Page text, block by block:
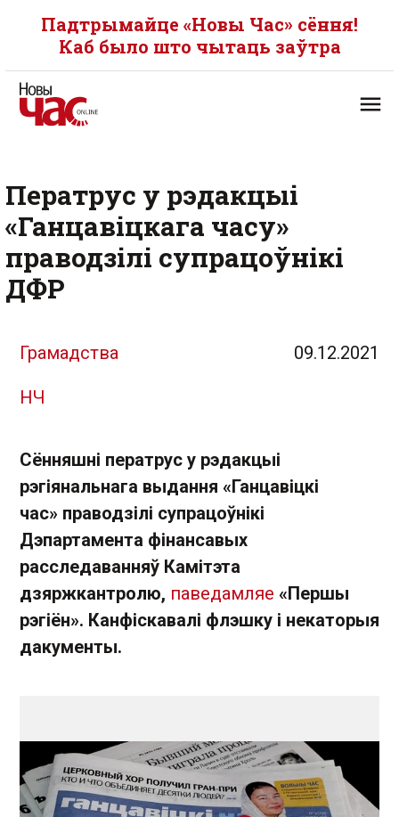
Падтрымайце «Новы Час» сёння!
Каб было што чытаць заўтра
Ператрус у рэдакцыі
«Ганцавіцкага часу»
праводзілі супрацоўнікі
ДФР
Грамадства 09.12.2021
НЧ
Сённяшні ператрус у рэдакцыі
рэгіянальнага выдання «Ганцавіцкі
час» праводзілі супрацоўнікі
Дэпартамента фінансавых
расследаванняў Камітэта
дзяржкантролю, паведамляе «Першы
рэгіён». Канфіскавалі флэшку і некаторыя
дакументы.